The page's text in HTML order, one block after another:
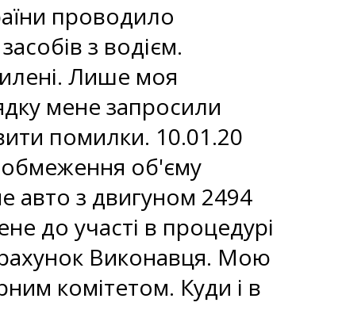
проводило
з водієм.
Лише моя
мене запросили
помилки. 10.01.20
обмеження об'єму
авто з двигуном 2494
до участі в процедурі
рахунок Виконавця. Мою
комітетом. Куди і в